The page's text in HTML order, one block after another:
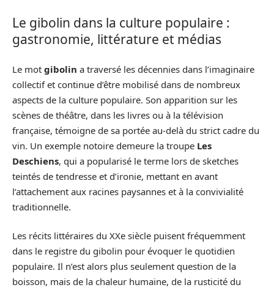
Le gibolin dans la culture populaire :
gastronomie, littérature et médias
Le mot gibolin a traversé les décennies dans l’imaginaire
collectif et continue d’être mobilisé dans de nombreux
aspects de la culture populaire. Son apparition sur les
scènes de théâtre, dans les livres ou à la télévision
française, témoigne de sa portée au-delà du strict cadre du
vin. Un exemple notoire demeure la troupe Les
Deschiens, qui a popularisé le terme lors de sketches
teintés de tendresse et d’ironie, mettant en avant
l’attachement aux racines paysannes et à la convivialité
traditionnelle.
Les récits littéraires du XXe siècle puisent fréquemment
dans le registre du gibolin pour évoquer le quotidien
populaire. Il n’est alors plus seulement question de la
boisson, mais de la chaleur humaine, de la rusticité du